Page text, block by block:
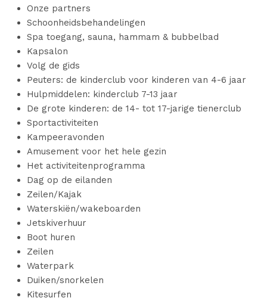
Onze partners
Schoonheidsbehandelingen
Spa toegang, sauna, hammam & bubbelbad
Kapsalon
Volg de gids
Peuters: de kinderclub voor kinderen van 4-6 jaar
Hulpmiddelen: kinderclub 7-13 jaar
De grote kinderen: de 14- tot 17-jarige tienerclub
Sportactiviteiten
Kampeeravonden
Amusement voor het hele gezin
Het activiteitenprogramma
Dag op de eilanden
Zeilen/Kajak
Waterskiën/wakeboarden
Jetskiverhuur
Boot huren
Zeilen
Waterpark
Duiken/snorkelen
Kitesurfen